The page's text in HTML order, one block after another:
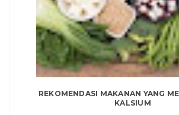
REKOMENDASI MAKANAN YANG
KALSIUM